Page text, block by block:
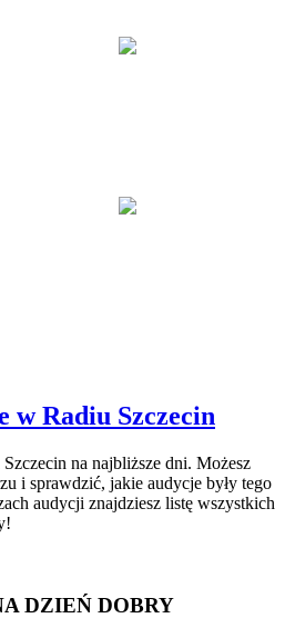
w Radiu Szczecin
na najbliższe dni. Możesz
i sprawdzić, jakie audycje były tego
audycji znajdziesz listę wszystkich
DZIEŃ DOBRY